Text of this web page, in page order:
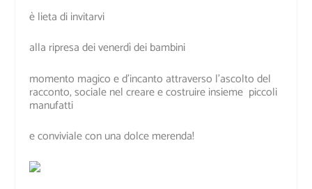
è lieta di invitarvi
alla ripresa dei venerdì dei bambini
momento magico e d’incanto attraverso l’ascolto del
racconto, sociale nel creare e costruire insieme piccoli
manufatti
e conviviale con una dolce merenda!